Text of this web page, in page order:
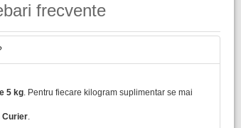
frecvente
5 kg. Pentru fiecare kilogram suplimentar se mai
Curier.